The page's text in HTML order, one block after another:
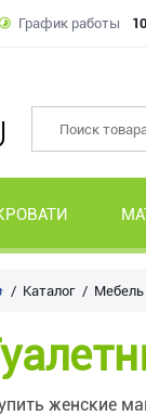
График работы
Каталог Мебель
женские